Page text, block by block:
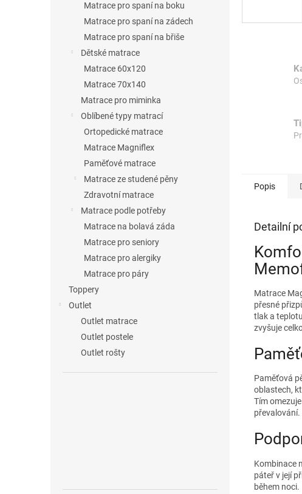
Matrace pro spaní na boku
Matrace pro spaní na zádech
Matrace pro spaní na břiše
Dětské matrace
Matrace 60x120
Matrace 70x140
Matrace pro miminka
Oblíbené typy matrací
Ortopedické matrace
Matrace Magniflex
Paměťové matrace
Matrace ze studené pěny
Zdravotní matrace
Matrace podle potřeby
Matrace na bolavá záda
Matrace pro seniory
Matrace pro alergiky
Matrace pro páry
Toppery
Outlet
Outlet matrace
Outlet postele
Outlet rošty
Popis
Detailní
Matrace
přesné
tlak a
zvyšuje
Paměťová
oblastech,
Tím
převalování.
Kombinace
páteř v její
během noci.